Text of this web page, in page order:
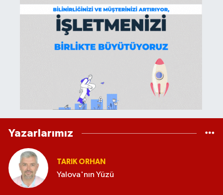
Yazarlarımız
TARIK ORHAN
Yalova'nın Yüzü